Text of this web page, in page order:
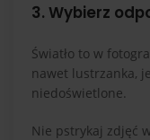
3. Wybierz
Światło to w
nawet lustrzanka,
niedoświetlone.
Nie pstrykaj zdjęć